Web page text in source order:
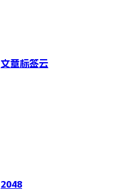
文章标签云
2048